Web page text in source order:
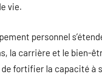
vie.
personnel
la carrière et le bien-
fortifier la capacité à